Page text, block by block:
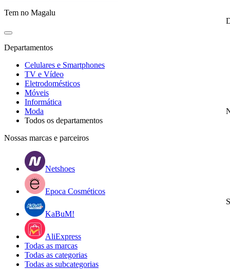
Tem no Magalu
Departamentos
Celulares e Smartphones
TV e Vídeo
Eletrodomésticos
Móveis
Informática
Moda
Todos os departamentos
Nossas marcas e parceiros
Netshoes
Epoca Cosméticos
KaBuM!
AliExpress
Todas as marcas
Todas as categorias
Todas as subcategorias